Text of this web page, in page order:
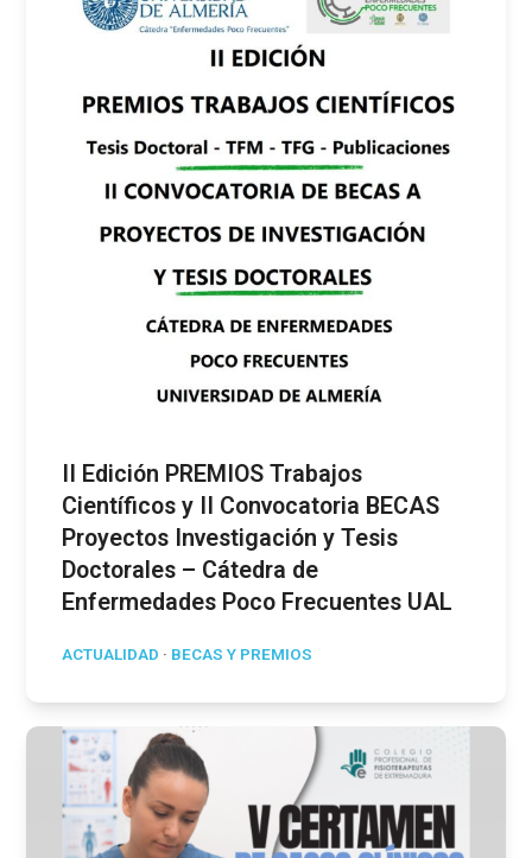
II Edición PREMIOS Trabajos
Científicos y II Convocatoria BECAS
Proyectos Investigación y Tesis
Doctorales – Cátedra de
Enfermedades Poco Frecuentes UAL
ACTUALIDAD · BECAS Y PREMIOS